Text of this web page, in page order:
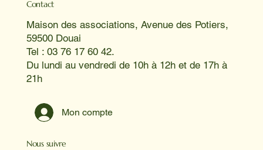
Contact
Maison des associations, Avenue des Potiers,
59500 Douai
Tel : 03 76 17 60 42.
Du lundi au vendredi de 10h à 12h et de 17h à
21h
Mon compte
Nous suivre